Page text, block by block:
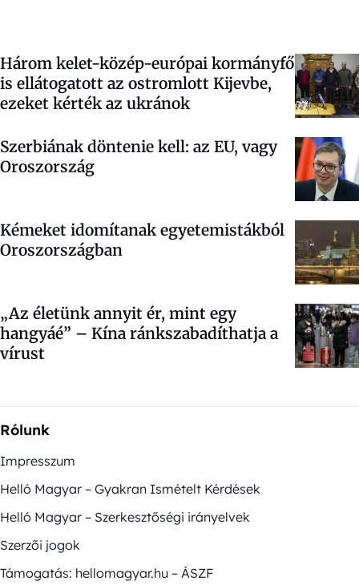
Három kelet-közép-európai kormányfő
is ellátogatott az ostromlott Kijevbe,
ezeket kérték az ukránok
Szerbiának döntenie kell: az EU, vagy
Oroszország
Kémeket idomítanak egyetemistákból
Oroszországban
„Az életünk annyit ér, mint egy
hangyáé” – Kína ránkszabadíthatja a
vírust
Rólunk
Impresszum
Helló Magyar – Gyakran Ismételt Kérdések
Helló Magyar – Szerkesztőségi irányelvek
Szerzői jogok
Támogatás: hellomagyar.hu – ÁSZF